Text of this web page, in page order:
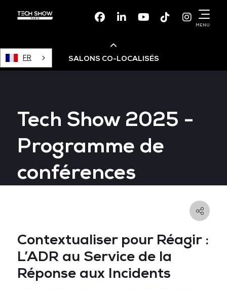
FacebookLinkedinYoutubeTikTok
MENU
FR SALONS CO-LOCALISÉS
Devops Live
Cloud & Cyber Security
Tech Show 2025 -
Programme de
conférences
Contextualiser pour Réagir :
L’ADR au Service de la
Réponse aux Incidents